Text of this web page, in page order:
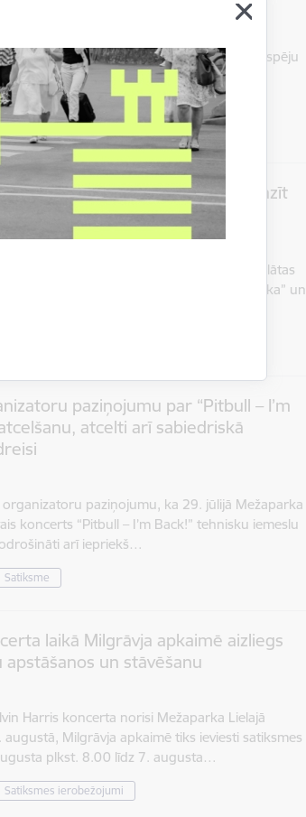
dienu, SIA “Getliņi EKO” dāvina iespēju
viesiem bez maksas piedalīties īpaši
orientēšanās spēlē “Poligonam pa…
laukumā izstādēs aicina iepazīt
jubileju, Rātslaukumā un Doma laukumā atklātas
stāsti. Rīgas rātei 800”, “Rīgas skatu kartotēka” un
paziņojumu par “Pitbull – I’m
atcelti arī sabiedriskā
paziņojumu, ka 29. jūlijā Mežaparka
koncerts “Pitbull – I’m Back!” tehnisku iemeslu
arī iepriekš…
Satiksme
laikā Milgrāvja apkaimē aizliegs
un stāvēšanu
Harris koncerta norisi Mežaparka Lielajā
Milgrāvja apkaimē tiks ieviesti satiksmes
plkst. 8.00 līdz 7. augusta…
Satiksmes ierobežojumi